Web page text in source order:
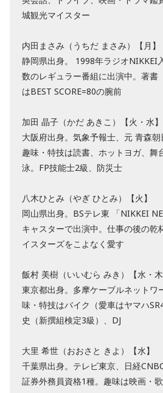
城観光マイスター
内田まさみ（うちだ まさみ）【月】
静岡県出身。 1998年ラジオNIKKEI
数のレギュラー番組に出演中。著書
はBEST SCORE=80の腕前
加田 晶子（かだ あきこ）【火・水】
大阪府出身。気象予報士、元 青森朝
趣味・特技は読書、ホットヨガ、舞
泳。FP技能士2級、防災士
八木ひとみ（やぎ ひとみ）【火】
岡山県出身。BSテレ東 「NIKKEI
キャスターで出演中。仕事の後の乾
イスターズをこよなく愛す
飯村 美樹（いいむら みき）【水・木
東京都出身。多摩ケーブルネットワ
味・特技はバイク（愛車はヤマハ
史（新撰組検定3級）、DJ
大里 希世（おおさと きよ）【水】
千葉県出身。テレビ東京、日経
証券外務員資格1種。趣味は映画・